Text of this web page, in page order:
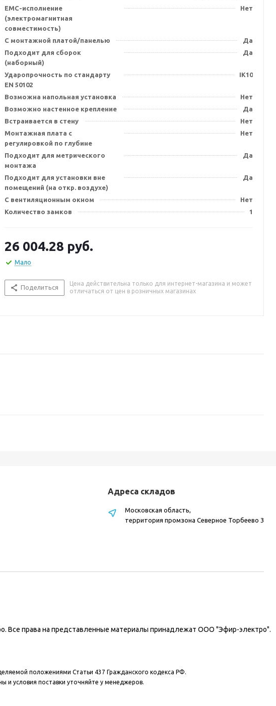
EMC-исполнение
(электромагнитная
совместимость)
Нет
С монтажной платой/панелью
Да
Подходит для сборок
(наборный)
Да
Ударопрочность по стандарту
EN 50102
IK10
Возможна напольная установка
Нет
Возможно настенное крепление
Да
Встраивается в стену
Нет
Монтажная плата с
регулировкой по глубине
Нет
Подходит для метрического
монтажа
Да
Подходит для установки вне
помещений (на откр. воздухе)
Да
С вентиляционным окном
Нет
Количество замков
1
26 004.28 руб.
Мало
Поделиться
Цена действительна только для интернет-магазина и может
отличаться от цен в розничных магазинах
Адреса складов
Московская область,
территория промзона Северное Торбеево 3
Все права на представленные материалы принадлежат ООО "Эфир-электро".
положениями Статьи 437 Гражданского кодекса РФ.
и условия поставки уточняйте у менеджеров.